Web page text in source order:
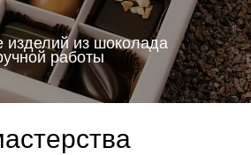
изделий из шоколада
работы